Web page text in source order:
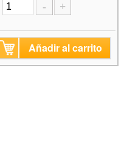
- +
Añadir al carrito